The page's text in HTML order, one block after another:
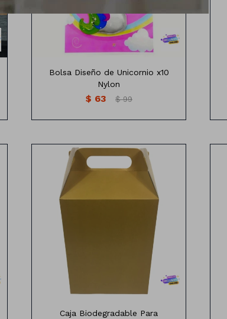
Bolsa Diseño de Unicornio x10
Nylon
$ 63 $ 99
Caja de Cartón Biodegradable para
Medidas:18,5 cm de alto x 15,5 cm de
Caja Biodegradable Para